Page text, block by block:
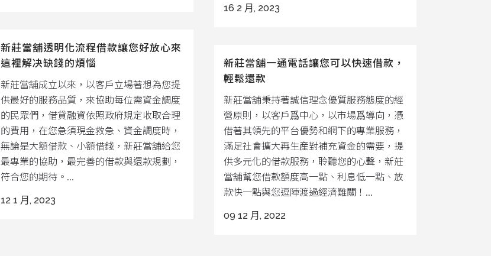
16 2 月, 2023
新莊當舖透明化流程借款讓您好放心來
這裡解决缺錢的煩惱
新莊當舖成立以來，以客戶立場著想為您提
供最好的服務品質，來協助每位需資金調度
的民眾們，借貸融資依照政府規定收取合理
的費用，在您急須現金救急、資金調度時，
無論是大額借款、小額借錢，新莊當舖給您
最專業的協助，最完善的借款與還款規劃，
符合您的期待。...
12 1 月, 2023
新莊當舖一通電話讓您可以快速借款，
輕鬆還款
新莊當舖秉持著誠信理念優質服務態度的經
營原則，以客戶爲中心，以市場爲導向，憑
借著其領先的平台優勢和網下的專業服務，
滿足社會擴大再生産對補充資金的需要，提
供多元化的借款服務，聆聽您的心聲，新莊
當舖幫您借款額度高一點、利息低一點、放
款快一點與您逗陣渡過經濟難關！...
09 12 月, 2022